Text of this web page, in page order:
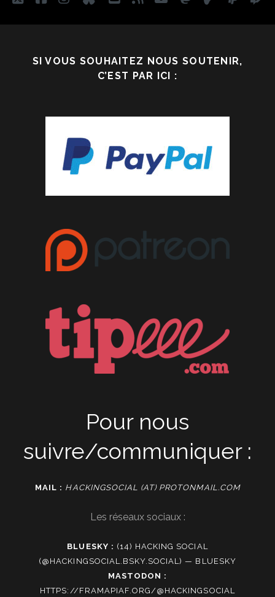
SI VOUS SOUHAITEZ NOUS SOUTENIR,
C’EST PAR ICI :
Pour nous
suivre/communiquer :
MAIL : HACKINGSOCIAL (AT) PROTONMAIL.COM
Les réseaux sociaux :
BLUESKY : (14) HACKING SOCIAL
(@HACKINGSOCIAL.BSKY.SOCIAL) — BLUESKY
MASTODON :
HTTPS://FRAMAPIAF.ORG/@HACKINGSOCIAL